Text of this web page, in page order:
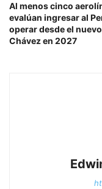
Al menos cinco
evalúan ingresar al
operar desde el
Chávez en 2027